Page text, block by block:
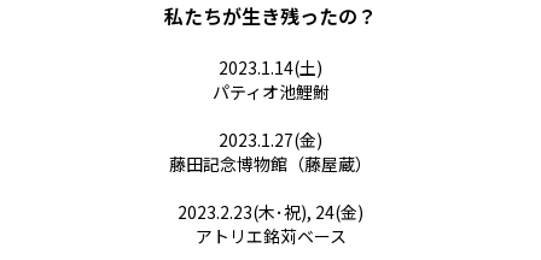
私たちが生き残ったの？​
2023.1.14(土)
パティオ池鯉鮒
2023.1.27(金)
藤田記念博物館（藤屋蔵）
2023.2.23(木･祝), 24(金)
アトリエ銘苅ベース